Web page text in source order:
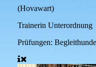
(Hovawart)
Trainerin Unterordnung
Prüfungen: